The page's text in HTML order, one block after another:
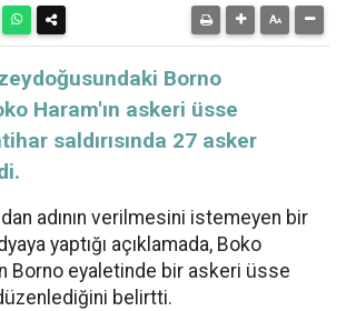
Borno
Haram'ın askeri üsse
saldırısında 27 asker
adının verilmesini istemeyen bir
yaptığı açıklamada, Boko
Borno eyaletinde bir askeri üsse
belirtti.